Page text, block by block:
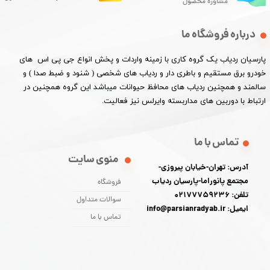
درباره فروشگاه ما
پارسیان ردیاب یک گروه کاری با زمینه واردات و پخش انواع جی پی اس های
خودرو برق مستقیم و باطری دار و ردیاب های شخصی ( شنود و ضبط صدا ) و
سالمند و همچنین ردیاب های محافظ حیوانات میباشد این گروه همچنین در
ارتباط با دوربین های مداربسته وایرلس نیز فعالیت.​​​​​​​
منوی سایت
فروشگاه
سوالات متداول
تماس با ما
تماس با ما
آدرس: تهران-خیابان پیروزی-
مجتمع پانوراما-پارسیان ردیاب
تلفن: 02177759236
ایمیل: info@parsianradyab.ir